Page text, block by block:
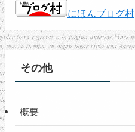
にほんブログ村
その他
概要